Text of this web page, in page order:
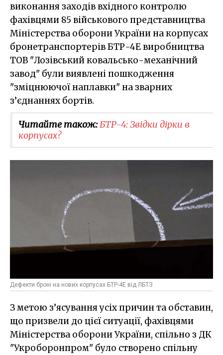
виконання заходів вхідного контролю
фахівцями 85 військового представництва
Міністерства оборони України на корпусах
бронетранспортерів БТР-4Е виробництва
ТОВ "Лозівський ковальсько-механічний
завод" були виявлені пошкодження
"зміцнюючої наплавки" на зварних
з’єднаннях бортів.
Читайте також:БТР-4: Звідки дірки в
корпусах?
Дефекти броні на нових корпусах БТР-4Е від ЛБТЗ
З метою з’ясування усіх причин та обставин,
що призвели до цієї ситуації, фахівцями
Міністерства оборони України, спільно з ДК
"Укроборонпром" було створено спільну